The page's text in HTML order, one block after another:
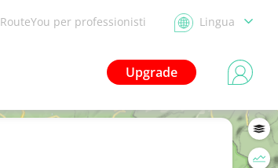
RouteYou per professionisti Lingua
Upgrade